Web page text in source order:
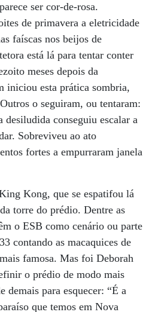
ser cor-de-rosa.
de primavera a eletricidade
faíscas nos beijos de
está lá para tentar conter
meses depois da
iniciou esta prática sombria,
o seguiram, ou tentaram:
desiludida conseguiu escalar a
Sobreviveu ao ato
fortes a empurraram janela
Kong, que se espatifou lá
torre do prédio. Dentre as
o ESB como cenário ou parte
contando as macaquices de
famosa. Mas foi Deborah
o prédio de modo mais
para esquecer: “É a
que temos em Nova